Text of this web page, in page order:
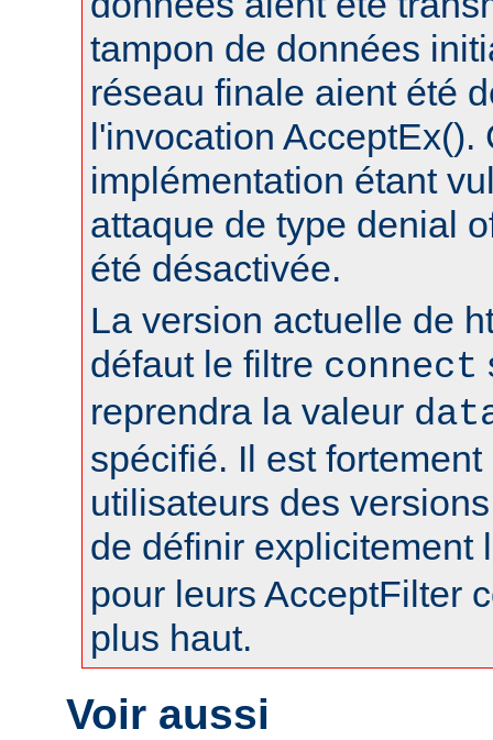
tampon de données
réseau finale aient été
l'invocation AcceptEx().
implémentation étant
attaque de type denial
été désactivée.
La version actuelle de
défaut le filtre connect
reprendra la valeur
spécifié. Il est
utilisateurs des
de définir explicitement
pour leurs AcceptFilter
plus haut.
Voir aussi